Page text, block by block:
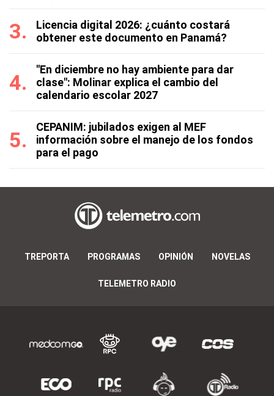
Licencia digital 2026: ¿cuánto costará
obtener este documento en Panamá?
"En diciembre no hay ambiente para dar
clase": Molinar explica el cambio del
calendario escolar 2027
CEPANIM: jubilados exigen al MEF
información sobre el manejo de los fondos
para el pago
TREPORTA PROGRAMAS OPINIÓN NOVELAS
TELEMETRO RADIO